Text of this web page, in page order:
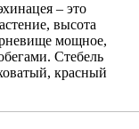
– это
высота
мощное,
Стебель
красный